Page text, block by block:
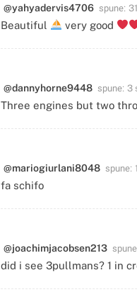
@yahyadervis4706 spune:
Beautiful very good
@dannyhorne9448 spune: 3
Three engines but two
@mariogiurlani8048 spune:
fa schifo
@joachimjacobsen213
did i see 3pullmans? 1 in